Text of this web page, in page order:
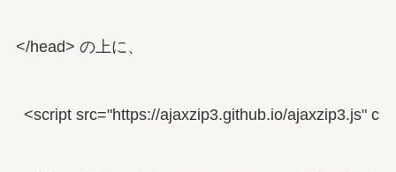
</head> の上に、
<script src="https://ajaxzip3.github.io/ajaxzip3.js"